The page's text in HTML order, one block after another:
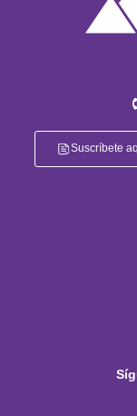
Suscríbete